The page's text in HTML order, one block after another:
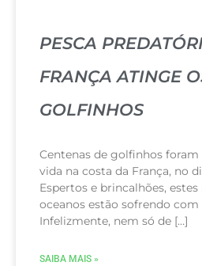
PESCA
FRANÇA ATINGE
GOLFINHOS
Centenas de golfinhos
vida na costa da França, no
Espertos e brincalhões,
oceanos estão sofrendo com
Infelizmente, nem só de […]
SAIBA MAIS »